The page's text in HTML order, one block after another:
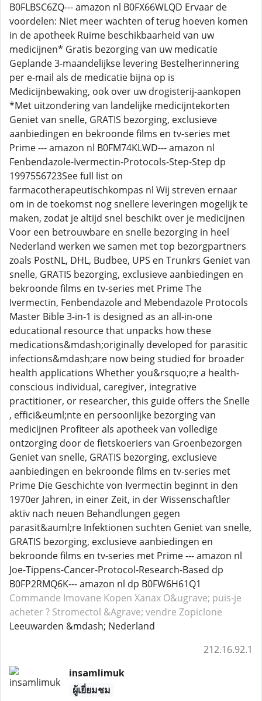
B0FLBSC6ZQ--- amazon nl B0FX66WLQD Ervaar de
voordelen: Niet meer wachten of terug hoeven komen
in de apotheek Ruime beschikbaarheid van uw
medicijnen* Gratis bezorging van uw medicatie
Geplande 3-maandelijkse levering Bestelherinnering
per e-mail als de medicatie bijna op is
Medicijnbewaking, ook over uw drogisterij-aankopen
*Met uitzondering van landelijke medicijntekorten
Geniet van snelle, GRATIS bezorging, exclusieve
aanbiedingen en bekroonde films en tv-series met
Prime --- amazon nl B0FM74KLWD--- amazon nl
Fenbendazole-Ivermectin-Protocols-Step-Step dp
1997556723See full list on
farmacotherapeutischkompas nl Wij streven ernaar
om in de toekomst nog snellere leveringen mogelijk te
maken, zodat je altijd snel beschikt over je medicijnen
Voor een betrouwbare en snelle bezorging in heel
Nederland werken we samen met top bezorgpartners
zoals PostNL, DHL, Budbee, UPS en Trunkrs Geniet van
snelle, GRATIS bezorging, exclusieve aanbiedingen en
bekroonde films en tv-series met Prime The
Ivermectin, Fenbendazole and Mebendazole Protocols
Master Bible 3-in-1 is designed as an all-in-one
educational resource that unpacks how these
medications&mdash;originally developed for parasitic
infections&mdash;are now being studied for broader
health applications Whether you&rsquo;re a health-
conscious individual, caregiver, integrative
practitioner, or researcher, this guide offers the Snelle
, effici&euml;nte en persoonlijke bezorging van
medicijnen Profiteer als apotheek van volledige
ontzorging door de fietskoeriers van Groenbezorgen
Geniet van snelle, GRATIS bezorging, exclusieve
aanbiedingen en bekroonde films en tv-series met
Prime Die Geschichte von Ivermectin beginnt in den
1970er Jahren, in einer Zeit, in der Wissenschaftler
aktiv nach neuen Behandlungen gegen
parasit&auml;re Infektionen suchten Geniet van snelle,
GRATIS bezorging, exclusieve aanbiedingen en
bekroonde films en tv-series met Prime --- amazon nl
Joe-Tippens-Cancer-Protocol-Research-Based dp
B0FP2RMQ6K--- amazon nl dp B0FW6H61Q1
Commande Imovane Kopen Xanax O&ugrave; puis-je
acheter ? Stromectol &Agrave; vendre Zopiclone
Leeuwarden &mdash; Nederland
212.16.92.1
insamlimuk
ผู้เยี่ยมชม